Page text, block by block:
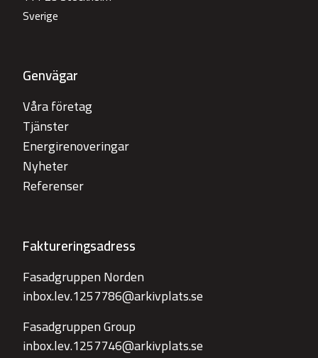
Sverige
Genvägar
Våra företag
Tjänster
Energirenoveringar
Nyheter
Referenser
Faktureringsadress
Fasadgruppen Norden
inbox.lev.1257786@arkivplats.se
Fasadgruppen Group
inbox.lev.1257746@arkivplats.se